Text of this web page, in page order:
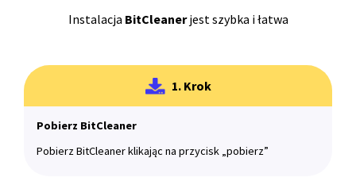
Instalacja BitCleanerjest szybka i łatwa
1. Krok
Pobierz BitCleaner
Pobierz BitCleaner klikając na przycisk „pobierz”